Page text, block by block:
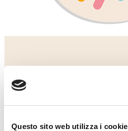
Questo sito web utilizza i cookie